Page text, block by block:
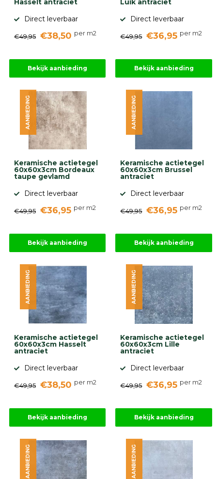
Palissades
Halfverharding
Afwatering
diversen
Beplantings
betonelementen
Overig
Kunstgras
Compleet
tuinproject
Onlinebestrating.nl
9.1
gebaseerd
Hasselt antraciet
Direct leverbaar
€49,95 €38,50 per m2
Bekijk aanbieding
Luik antraciet
Direct leverbaar
€49,95 €36,95 per m2
Bekijk aanbieding
Keramische actietegel
60x60x3cm Bordeaux
taupe gevlamd
Direct leverbaar
€49,95 €36,95 per m2
AANBIEDING
Bekijk aanbieding
Keramische actietegel
60x60x3cm Brussel
antraciet
Direct leverbaar
€49,95 €36,95 per m2
AANBIEDING
Bekijk aanbieding
Keramische actietegel
60x60x3cm Hasselt
antraciet
Direct leverbaar
€49,95 €38,50 per m2
AANBIEDING
Bekijk aanbieding
Keramische actietegel
60x60x3cm Lille
antraciet
Direct leverbaar
€49,95 €36,95 per m2
AANBIEDING
Bekijk aanbieding
AANBIEDING AANBIEDING